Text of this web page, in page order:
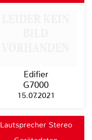
Edifier
G7000
15.07.2021
Lautsprecher Stereo